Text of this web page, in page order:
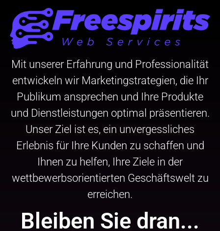
Mit unserer Erfahrung und Professionalität
entwickeln wir Marketingstrategien, die Ihr
Publikum ansprechen und Ihre Produkte
und Dienstleistungen optimal präsentieren.
Unser Ziel ist es, ein unvergessliches
Erlebnis für Ihre Kunden zu schaffen und
Ihnen zu helfen, Ihre Ziele in der
wettbewerbsorientierten Geschäftswelt zu
erreichen.
Bleiben Sie dran...